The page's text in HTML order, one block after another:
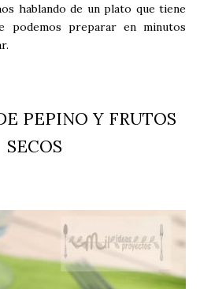
hablando de un plato que tiene
podemos preparar en minutos
PEPINO Y FRUTOS
SECOS